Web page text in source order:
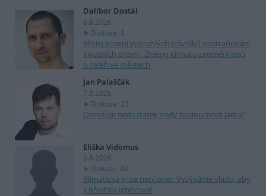
Dalibor Dostál
8.8.2026
Diskuse: 2
Místo kosení vyprahlých trávníků odstraňování
invazních dřevin. Změny klimatu promění péči
o zeleň ve městech
Jan Palaščák
7.8.2026
Diskuse: 23
Ohrožuje nedostatek vody budoucnost jádra?
Eliška Vidomus
6.8.2026
Diskuse: 62
Klimatická krize není over. Vyzýváme vládu, aby
ji přestala ignorovat